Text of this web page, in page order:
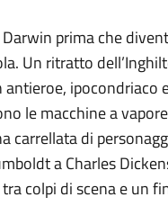
prima che
Un ritratto
ipocondriaco
le macchine a
carrellata di
a Charles
colpi di scena e un